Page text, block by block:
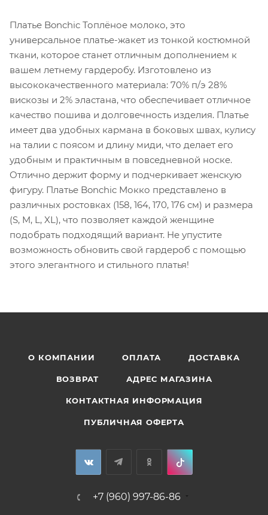
Платье Bonchic Топлёное молоко, это
универсальное платье-жакет из тонкой костюмной
ткани, которое станет отличным дополнением к
вашем летнему гардеробу. Изготовлено из
высококачественного материала: 70% п/э 28%
вискозы и 2% эластана, что обеспечивает отличное
качество пошива и долговечность изделия. Платье
имеет два удобных кармана в боковых швах, кулису
на талии с поясом и длину миди, что делает его
удобным и практичным в повседневной носке.
Отлично держит форму и подчеркивает женскую
фигуру. Платье Bonchic Мокко представлено в
различных ростовках (158, 164, 170, 176 см) и размера
(S, M, L, XL), что позволяет каждой женщине
подобрать подходящий вариант. Не упустите
возможность обновить свой гардероб с помощью
этого элегантного и стильного платья!
О КОМПАНИИ ОПЛАТА ДОСТАВКА
ВОЗВРАТ АДРЕС МАГАЗИНА
КОНТАКТНАЯ ИНФОРМАЦИЯ
ПУБЛИЧНАЯ ОФЕРТА
+7 (960) 997-86-86